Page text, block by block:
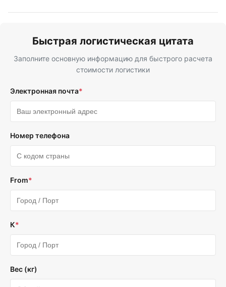
Быстрая логистическая цитата
Заполните основную информацию для быстрого расчета
стоимости логистики
Электронная почта*
Номер телефона
From*
К*
Вес (кг)